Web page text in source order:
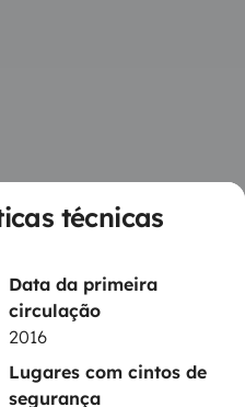
técnicas
Data da primeira
circulação
2016
Lugares com cintos de
segurança